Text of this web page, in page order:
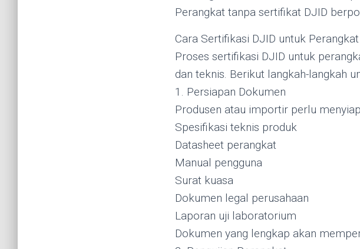
Perangkat tanpa sertifikat DJID
Cara Sertifikasi DJID untuk Perangkat
Proses sertifikasi DJID untuk
dan teknis. Berikut langkah-langkah
1. Persiapan Dokumen
Produsen atau importir perlu
Spesifikasi teknis produk
Datasheet perangkat
Manual pengguna
Surat kuasa
Dokumen legal perusahaan
Laporan uji laboratorium
Dokumen yang lengkap akan